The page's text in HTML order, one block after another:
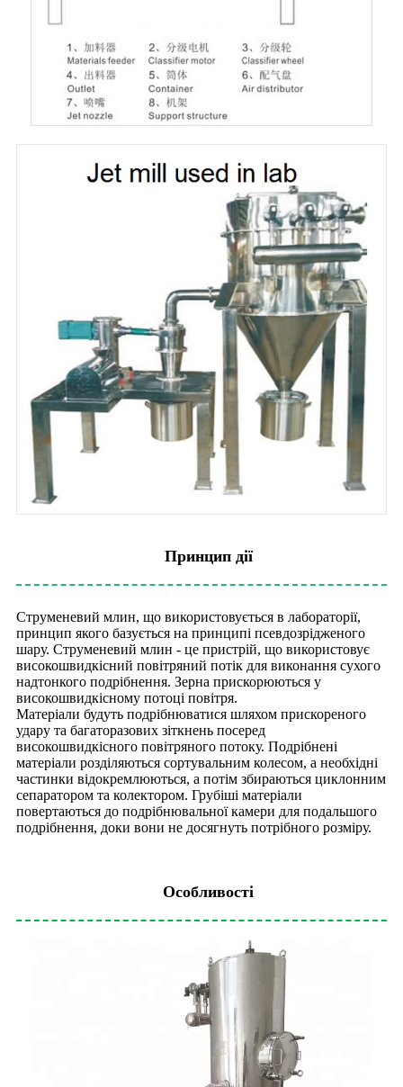
Принцип дії
Струменевий млин, що використовується в лабораторії,
принцип якого базується на принципі псевдозрідженого
шару. Струменевий млин - це пристрій, що використовує
високошвидкісний повітряний потік для виконання сухого
надтонкого подрібнення. Зерна прискорюються у
високошвидкісному потоці повітря.
Матеріали будуть подрібнюватися шляхом прискореного
удару та багаторазових зіткнень посеред
високошвидкісного повітряного потоку. Подрібнені
матеріали розділяються сортувальним колесом, а необхідні
частинки відокремлюються, а потім збираються циклонним
сепаратором та колектором. Грубіші матеріали
повертаються до подрібнювальної камери для подальшого
подрібнення, доки вони не досягнуть потрібного розміру.
Особливості